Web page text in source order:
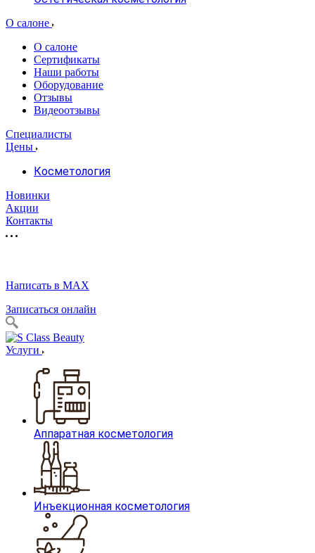
О салоне
О салоне
Сертификаты
Наши работы
Оборудование
Отзывы
Видеоотзывы
Специалисты
Цены
Косметология
Новинки
Акции
Контакты
Написать в MAX
Записаться онлайн
Услуги
Аппаратная косметология
Инъекционная косметология